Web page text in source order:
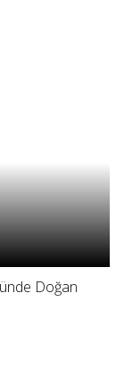
Doğan